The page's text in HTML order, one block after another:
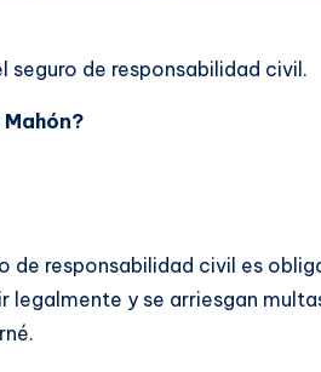
seguro de responsabilidad civil.
de responsabilidad civil es
legalmente y se arriesgan